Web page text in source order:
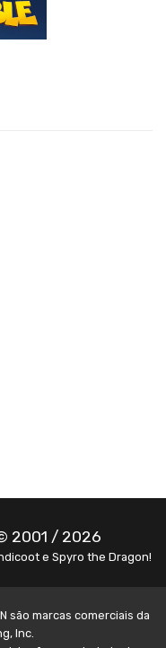
2001 / 2026
e Spyro the Dragon!
são marcas comerciais da
Inc.